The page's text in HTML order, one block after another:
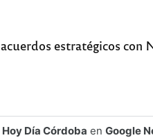
estratégicos con
Hoy Día Córdoba enGoogle